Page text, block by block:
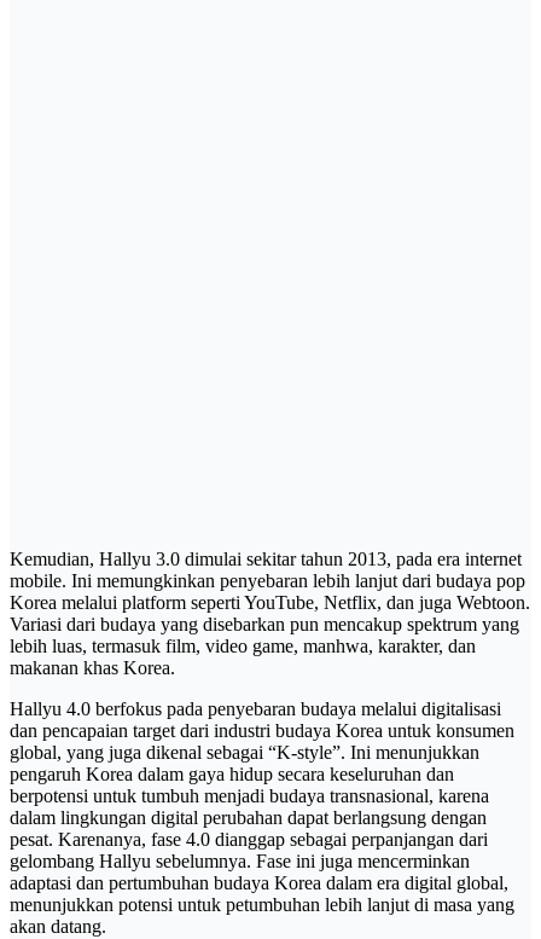
Kemudian, Hallyu 3.0 dimulai sekitar tahun 2013, pada era internet
mobile. Ini memungkinkan penyebaran lebih lanjut dari budaya pop
Korea melalui platform seperti YouTube, Netflix, dan juga Webtoon.
Variasi dari budaya yang disebarkan pun mencakup spektrum yang
lebih luas, termasuk film, video game, manhwa, karakter, dan
makanan khas Korea.
Hallyu 4.0 berfokus pada penyebaran budaya melalui digitalisasi
dan pencapaian target dari industri budaya Korea untuk konsumen
global, yang juga dikenal sebagai “K-style”. Ini menunjukkan
pengaruh Korea dalam gaya hidup secara keseluruhan dan
berpotensi untuk tumbuh menjadi budaya transnasional, karena
dalam lingkungan digital perubahan dapat berlangsung dengan
pesat. Karenanya, fase 4.0 dianggap sebagai perpanjangan dari
gelombang Hallyu sebelumnya. Fase ini juga mencerminkan
adaptasi dan pertumbuhan budaya Korea dalam era digital global,
menunjukkan potensi untuk petumbuhan lebih lanjut di masa yang
akan datang.